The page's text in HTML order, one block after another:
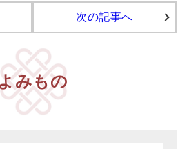
次の記事へ
よみもの